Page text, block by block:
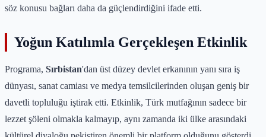
söz konusu bağları daha da güçlendirdiğini ifade etti.
Yoğun Katılımla Gerçekleşen Etkinlik
Programa, Sırbistan'dan üst düzey devlet erkanının yanı sıra iş
dünyası, sanat camiası ve medya temsilcilerinden oluşan geniş bir
davetli topluluğu iştirak etti. Etkinlik, Türk mutfağının sadece bir
lezzet şöleni olmakla kalmayıp, aynı zamanda iki ülke arasındaki